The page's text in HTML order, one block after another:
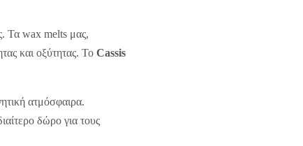
Τα wax melts μας,
και οξύτητας. Το Cassis
ατμόσφαιρα.
δώρο για τους